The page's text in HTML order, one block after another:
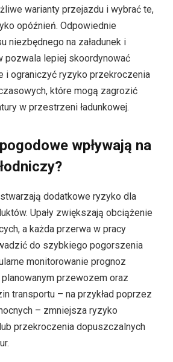
warianty przejazdu i wybrać te,
opóźnień. Odpowiednie
niezbędnego na załadunek i
pozwala lepiej skoordynować
i ograniczyć ryzyko przekroczenia
które mogą zagrozić
w przestrzeni ładunkowej.
wpływają na
dodatkowe ryzyko dla
Upały zwiększają obciążenie
a każda przerwa w pracy
do szybkiego pogorszenia
monitorowanie prognoz
przewozem oraz
transportu – na przykład poprzez
– zmniejsza ryzyko
przekroczenia dopuszczalnych